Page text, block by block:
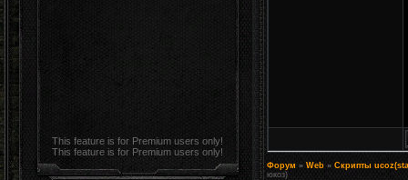
This feature is for Premium users only!
This feature is for Premium users only!
Форум » Web » Скрипты
юкоз)